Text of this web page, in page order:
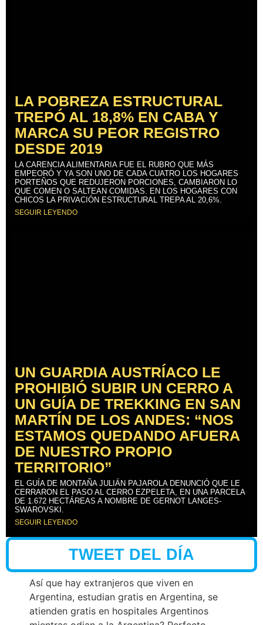
LA POBREZA ESTRUCTURAL
TREPÓ AL 18,8% EN CABA Y
MARCA SU PEOR REGISTRO
DESDE 2019
LA CARENCIA ALIMENTARIA FUE EL RUBRO QUE MÁS
EMPEORÓ Y YA SON UNO DE CADA CUATRO LOS HOGARES
PORTEÑOS QUE REDUJERON PORCIONES, CAMBIARON LO
QUE COMEN O SALTEAN COMIDAS. EN LOS HOGARES CON
CHICOS LA PRIVACIÓN ESTRUCTURAL TREPA AL 20,6%.
SEGUIR LEYENDO
UN GUARDIA AUSTRÍACO LE
PROHIBIÓ SUBIR UN CERRO A
UN GUÍA DE TREKKING EN SAN
MARTÍN DE LOS ANDES: “NOS
ESTAMOS QUEDANDO AFUERA
DE NUESTRO PROPIO
TERRITORIO”
EL GUÍA DE MONTAÑA JULIÁN PAJAROLA DENUNCIÓ QUE LE
CERRARON EL PASO AL CERRO EZPELETA, EN UNA PARCELA
DE 1.672 HECTÁREAS A NOMBRE DE GERNOT LANGES-
SWAROVSKI.
SEGUIR LEYENDO
TWEET DEL DÍA
Así que hay extranjeros que viven en
Argentina, estudian gratis en Argentina, se
atienden gratis en hospitales Argentinos